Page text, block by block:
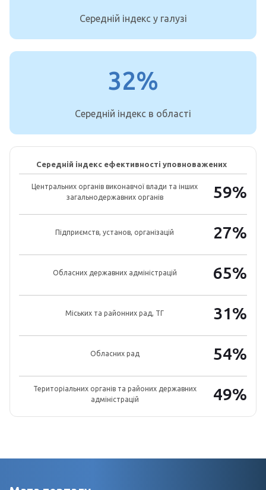
Середній індекс у галузі
32%
Середній індекс в області
Середній індекс ефективності уповноважених
59%
Центральних органів виконавчої влади та інших
загальнодержавних органів
27%
Підприємств, установ, організацій
65%
Обласних державних адміністрацій
31%
Міських та районних рад, ТГ
54%
Обласних рад
49%
Територіальних органів та районих державних
адміністрацій